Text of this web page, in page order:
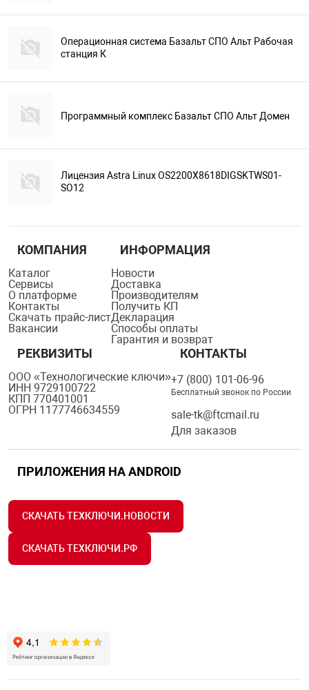
Операционная система Базальт СПО Альт Рабочая
станция К
Программный комплекс Базальт СПО Альт Домен
Лицензия Astra Linux OS2200X8618DIGSKTWS01-
SO12
КОМПАНИЯ
Каталог
Сервисы
О платформе
Контакты
Скачать прайс-лист
Вакансии
ИНФОРМАЦИЯ
Новости
Доставка
Производителям
Получить КП
Декларация
Способы оплаты
Гарантия и возврат
РЕКВИЗИТЫ
ООО «Технологические ключи»
ИНН 9729100722
КПП 770401001
ОГРН 1177746634559
КОНТАКТЫ
+7 (800) 101-06-96
Бесплатный звонок по России
sale-tk@ftcmail.ru
Для заказов
ПРИЛОЖЕНИЯ НА ANDROID
СКАЧАТЬ ТЕХКЛЮЧИ.НОВОСТИ
СКАЧАТЬ ТЕХКЛЮЧИ.РФ